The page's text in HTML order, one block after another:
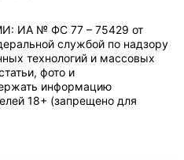
ИА № ФС 77 – 75429 от
службой по надзору
технологий и массовых
фото и
информацию
18+ (запрещено для